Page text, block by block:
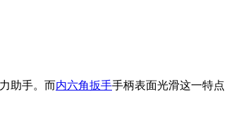
助手。而内六角扳手手柄表面光滑这一特